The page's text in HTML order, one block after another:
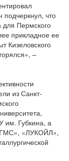
подчеркнул, что
для Пермского
прикладное ее
Кизеловского
–
из Санкт-
им. Губкина, а
«ЛУКОЙЛ»,